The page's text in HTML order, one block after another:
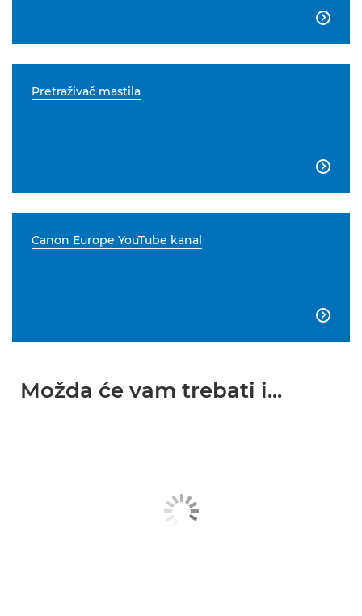

Pretraživač mastila

Canon Europe YouTube kanal

Možda će vam trebati i...